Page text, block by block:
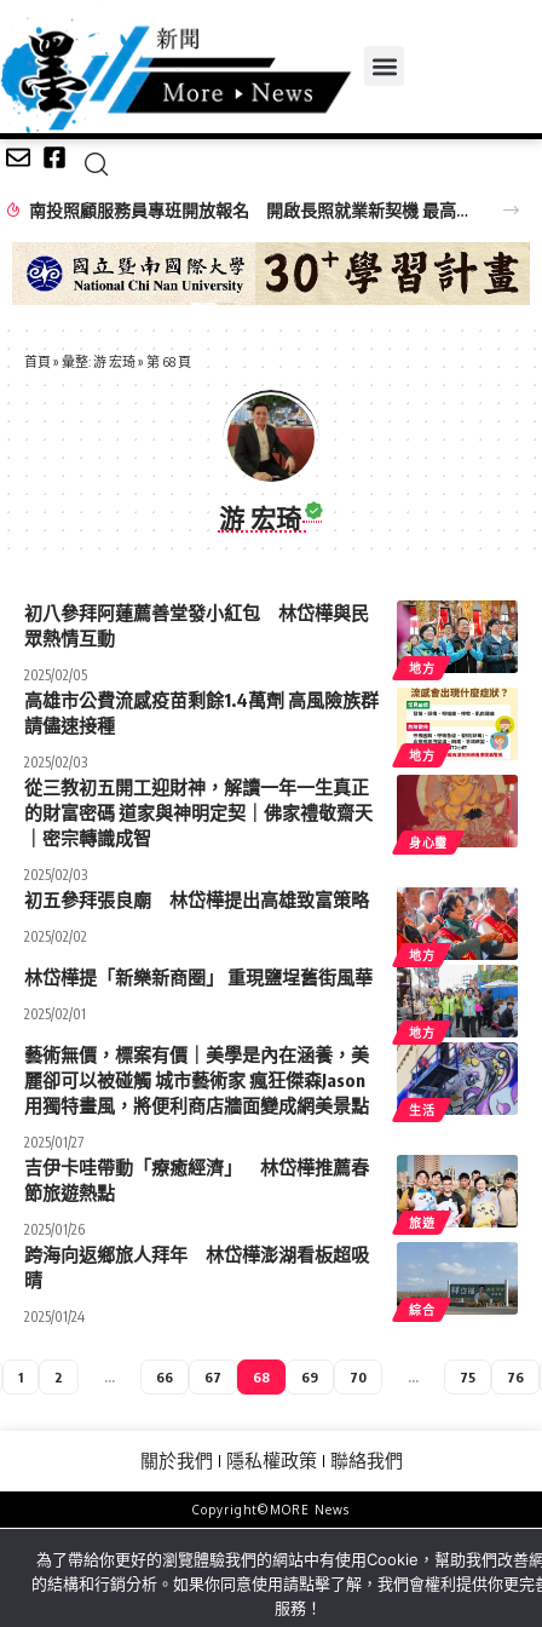
南投照顧服務員專班開放報名 開啟長照就業新契機 最高補助全額訓練費
首頁 » 彙整: 游 宏琦» 第 68 頁
游 宏琦
地方
初八參拜阿蓮薦善堂發小紅包 林岱樺與民
眾熱情互動
2025/02/05
地方
高雄市公費流感疫苗剩餘1.4萬劑 高風險族群
請儘速接種
2025/02/03
身心𩆜
從三教初五開工迎財神，解讀一年一生真正
的財富密碼 道家與神明定契｜佛家禮敬齋天
｜密宗轉識成智
2025/02/03
地方
初五參拜張良廟 林岱樺提出高雄致富策略
2025/02/02
地方
林岱樺提「新樂新商圈」 重現鹽埕舊街風華
2025/02/01
生活
藝術無價，標案有價｜美學是內在涵養，美
麗卻可以被碰觸 城市藝術家 瘋狂傑森Jason
用獨特畫風，將便利商店牆面變成網美景點
2025/01/27
旅遊
吉伊卡哇帶動「療癒經濟」 林岱樺推薦春
節旅遊熱點
2025/01/26
綜合
跨海向返鄉旅人拜年 林岱樺澎湖看板超吸
晴
2025/01/24
1 2 ... 66 67 68 69 70 ... 75 76
關於我們 隱私權政策 聯絡我們
Copyright©MORE News
為了帶給你更好的瀏覽體驗我們的網站中有使用Cookie，幫助我們改善
的結構和行銷分析。如果你同意使用請點擊了解，我們會權利提供你更完
服務！